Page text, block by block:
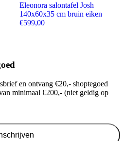
Eleonora salontafel Josh
140x60x35 cm bruin eiken
€599,00
en ontvang €20,- shoptegoed
minimaal €200,- (niet geldig op